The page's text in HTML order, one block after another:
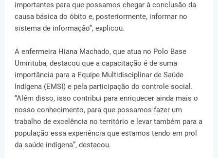
importantes para que possamos chegar à conclusão da
causa básica do óbito e, posteriormente, informar no
sistema de informação”, explicou.
A enfermeira Hiana Machado, que atua no Polo Base
Umirituba, destacou que a capacitação é de suma
importância para a Equipe Multidisciplinar de Saúde
Indígena (EMSI) e pela participação do controle social.
“Além disso, isso contribui para enriquecer ainda mais o
nosso conhecimento, para que possamos fazer um
trabalho de excelência no território e levar também para a
população essa experiência que estamos tendo em prol
da saúde indígena”, destacou.